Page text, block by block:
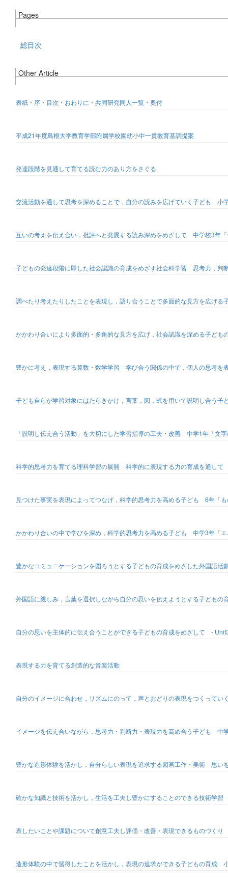
Pages
総目次
Other Article
表紙・序・目次・おわりに・共同研究同人一覧・奥付
平成21年度島根大学教育学部附属学校園幼小中一貫教育基調提案
発達段階を見通して育てる読む力のあり方をさぐる
交流活動を通して思考を深めることで，自分の読みを広げていく子ども
互いの考えを伝え合い，批評へと発展する読み深めをめざして 中学校3年
子どもの発達段階に即した社会認識の育成をめざす社会科学習 思考力，判
調べたり考えたりしたことを表現し，語り合うことで多面的な見方を広げ
かかわり合いにより多面的・多角的な見方を広げ，社会認識を深める子ど
豊かに考え，表現する算数・数学学習 学び合う関係の中で，個人の思考を
子ども自らが学習対象にはたらきかけ，言葉，図，式を用いて説明し合う
「説明し伝え合う活動」を大切にした学習指導の工夫・改善 中学1年「文
科学的思考力を育てる理科学習の展開 科学的に表現する力の育成を通して
見つけた事実を表現によってつなげ，科学的思考力を高める子ども 6年「
かかわり合いの中で学びを深め，科学的思考力を高める子ども 中学3年「
豊かなコミュニケーションを図ろうとする子どもの育成をめざした外国語活
外国語に親しみ，言葉を選択しながら自分の思いを伝えようとする子ども
自分の思いを主体的に伝え合うことができる子どもの育成をめざして -
表現する力を育てる創造的な音楽活動
自分のイメージに合わせ，リズムにのって，声とおどりの表現をつくって
イメージを伝え合いながら，思考力・判断力・表現力を高め合う子ども 中
豊かな造形体験を活かし，自分らしい表現を追求する図画工作・美術 思い
確かな知識と技術を活かし，生活を工夫し豊かにすることのできる技術学
表したいことや課題について創意工夫し評価・改善・表現できるものづく
造形体験の中で習得したことを活かし，表現の追求ができる子どもの育成